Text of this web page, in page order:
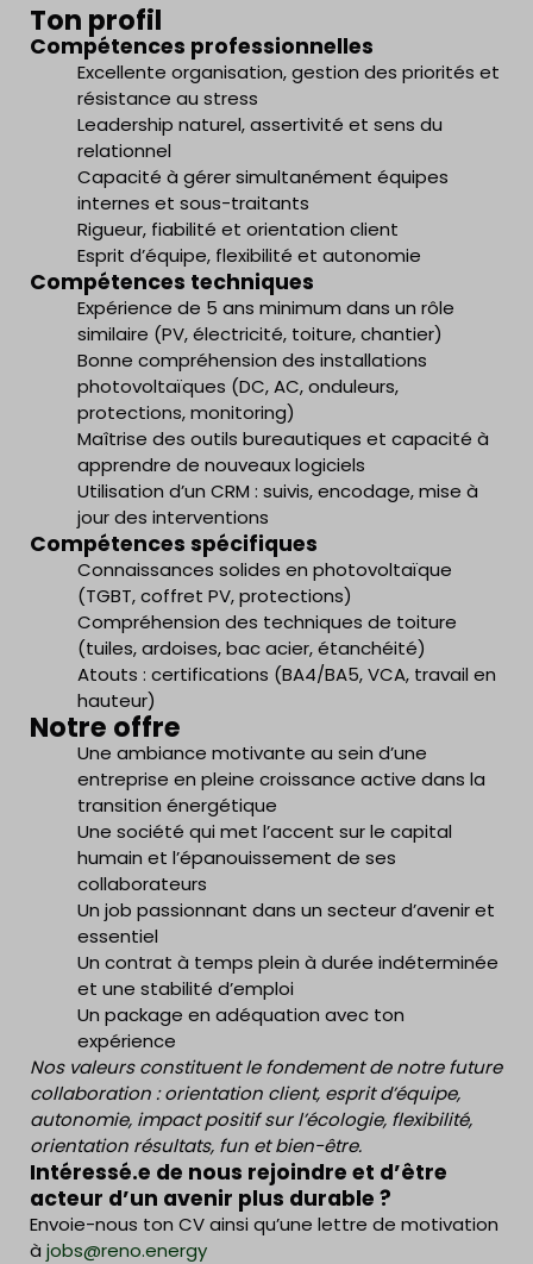
Ton profil
Compétences professionnelles
Excellente organisation, gestion des priorités et
résistance au stress
Leadership naturel, assertivité et sens du
relationnel
Capacité à gérer simultanément équipes
internes et sous-traitants
Rigueur, fiabilité et orientation client
Esprit d’équipe, flexibilité et autonomie
Compétences techniques
Expérience de 5 ans minimum dans un rôle
similaire (PV, électricité, toiture, chantier)
Bonne compréhension des installations
photovoltaïques (DC, AC, onduleurs,
protections, monitoring)
Maîtrise des outils bureautiques et capacité à
apprendre de nouveaux logiciels
Utilisation d’un CRM : suivis, encodage, mise à
jour des interventions
Compétences spécifiques
Connaissances solides en photovoltaïque
(TGBT, coffret PV, protections)
Compréhension des techniques de toiture
(tuiles, ardoises, bac acier, étanchéité)
Atouts : certifications (BA4/BA5, VCA, travail en
hauteur)
Notre offre
Une ambiance motivante au sein d’une
entreprise en pleine croissance active dans la
transition énergétique
Une société qui met l’accent sur le capital
humain et l’épanouissement de ses
collaborateurs
Un job passionnant dans un secteur d’avenir et
essentiel
Un contrat à temps plein à durée indéterminée
et une stabilité d’emploi
Un package en adéquation avec ton
expérience
Nos valeurs constituent le fondement de notre future
collaboration : orientation client, esprit d’équipe,
autonomie, impact positif sur l’écologie, flexibilité,
orientation résultats, fun et bien-être.
Intéressé.e de nous rejoindre et d’être
acteur d’un avenir plus durable ?
Envoie-nous ton CV ainsi qu’une lettre de motivation
à jobs@reno.energy